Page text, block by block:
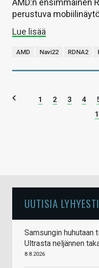
AMD:n ensimmäinen
perustuva
Lue lisää
AMD Navi22 RDNA2
1 2 3 4
UUTISIA LYHYESTI
Samsungin huhutaan
Ultrasta neljännen
8.8.2026